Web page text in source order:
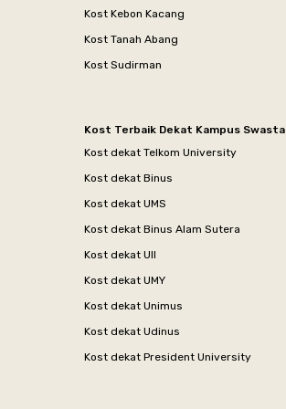
Kost Kebon Kacang
Kost Tanah Abang
Kost Sudirman
Kost Terbaik Dekat Kampus Swasta
Kost dekat Telkom University
Kost dekat Binus
Kost dekat UMS
Kost dekat Binus Alam Sutera
Kost dekat UII
Kost dekat UMY
Kost dekat Unimus
Kost dekat Udinus
Kost dekat President University